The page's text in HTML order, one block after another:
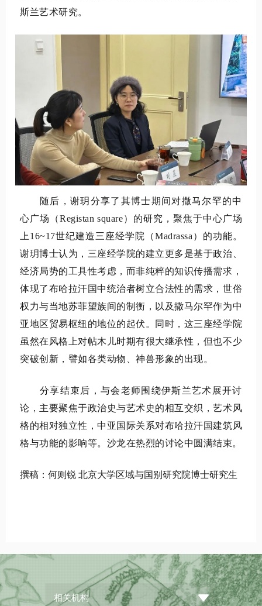
斯兰艺术研究。
随后，谢玥分享了其博士期间对撒马尔罕的中
心广场（Registan square）的研究，聚焦于中心广场
上 16~17世纪建造三座经学院（Madrassa ）的功能。
谢玥博士认为，三座经学院的建立更多是基于政治、
经济局势的工具性考虑，而非纯粹的知识传播需求，
体现了布哈拉汗国中统治者树立合法性的需求，世俗
权力与当地苏菲望族间的制衡，以及撒马尔罕作为中
亚地区贸易枢纽的地位的起伏。同时，这三座经学院
虽然在风格上对帖木儿时期有很大继承性，但也不少
突破创新，譬如各类动物、神兽形象的出现。
分享结束后，与会老师围绕伊斯兰艺术展开讨
论，主要聚焦于政治史与艺术史的相互交织，艺术风
格的相对独立性，中亚国际关系对布哈拉汗国建筑风
格与功能的影响等。沙龙在热烈的讨论中圆满结束。
撰稿：何则锐 北京大学区域与国别研究院博士研究生
相关机构